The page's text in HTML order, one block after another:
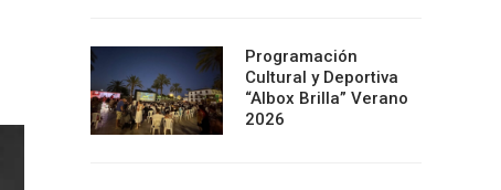
Programación
Cultural y Deportiva
“Albox Brilla” Verano
2026